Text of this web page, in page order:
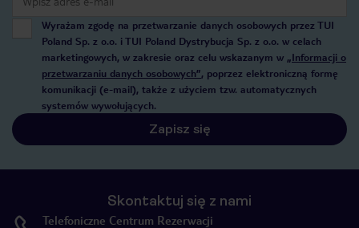
Wyrażam zgodę na przetwarzanie danych osobowych przez TUI
Poland Sp. z o.o. i TUI Poland Dystrybucja Sp. z o.o. w celach
marketingowych, w zakresie oraz celu wskazanym w „Informacji o
przetwarzaniu danych osobowych”, poprzez elektroniczną formę
komunikacji (e-mail), także z użyciem tzw. automatycznych
systemów wywołujących.
Zapisz się
Skontaktuj się z nami
Telefoniczne Centrum Rezerwacji